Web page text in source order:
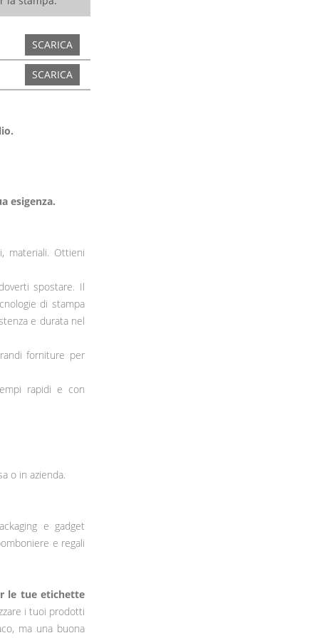
SCARICA
SCARICA
esigenza.
materiali. Ottieni
spostare. Il
di stampa
e durata nel
forniture per
rapidi e con
o in azienda.
e gadget
e regali
le tue etichette
i tuoi prodotti
ma una buona